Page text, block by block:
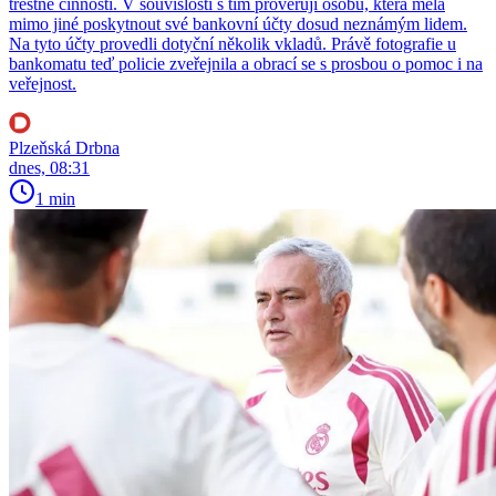
mimo jiné poskytnout své bankovní účty dosud neznámým lidem.
Na tyto účty provedli dotyční několik vkladů. Právě fotografie u
bankomatu teď policie zveřejnila a obrací se s prosbou o pomoc i na
veřejnost.
Plzeňská Drbna
dnes, 08:31
1 min